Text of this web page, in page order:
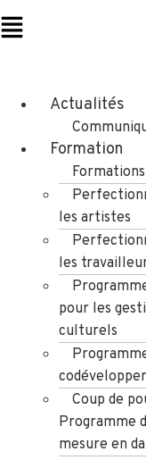
Actualités
Formation
les artistes
les
pour les
culturels
Coup de
Programme
mesure en